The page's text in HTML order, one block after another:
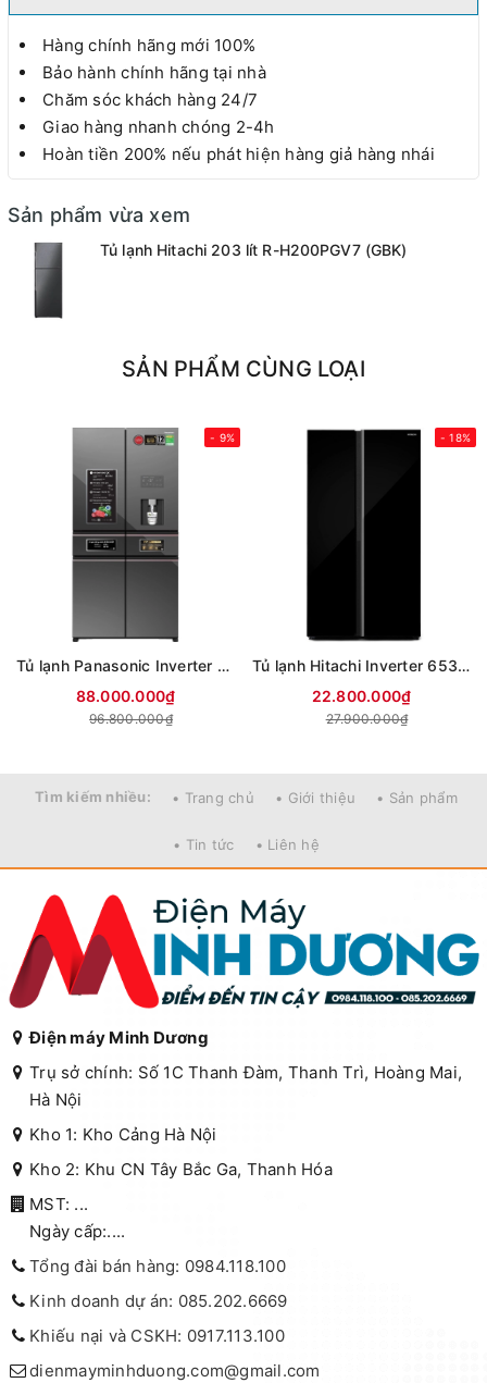
Hàng chính hãng mới 100%
Bảo hành chính hãng tại nhà
Chăm sóc khách hàng 24/7
Giao hàng nhanh chóng 2-4h
Hoàn tiền 200% nếu phát hiện hàng giả hàng nhái
Sản phẩm vừa xem
Tủ lạnh Hitachi 203 lít R-H200PGV7 (GBK)
SẢN PHẨM CÙNG LOẠI
- 9%
Tủ lạnh Panasonic Inverter 650 lít PRIME+ Edition Multi Door NR-WY720ZMMV
88.000.000₫
96.800.000₫
- 18%
Tủ lạnh Hitachi Inverter 653 lít Side By Side HRSN9713ESAUVN (Mới 2026)
22.800.000₫
27.900.000₫
Tìm kiếm nhiều: • Trang chủ • Giới thiệu • Sản phẩm
• Tin tức • Liên hệ
Điện máy Minh Dương
Trụ sở chính: Số 1C Thanh Đàm, Thanh Trì, Hoàng Mai,
Hà Nội
Kho 1: Kho Cảng Hà Nội
Kho 2: Khu CN Tây Bắc Ga, Thanh Hóa
MST: ...
Ngày cấp:....
Tổng đài bán hàng: 0984.118.100
Kinh doanh dự án: 085.202.6669
Khiếu nại và CSKH: 0917.113.100
dienmayminhduong.com@gmail.com